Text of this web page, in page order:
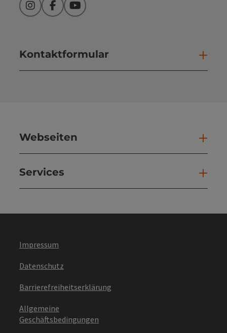
InstagramFacebookYouTube
Kontaktformular
Webseiten
Services
Impressum
Datenschutz
Barrierefreiheitserklärung
Allgemeine
Geschäftsbedingungen